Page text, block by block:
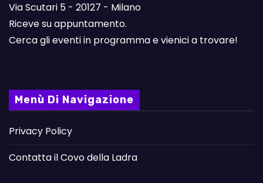
Via Scutari 5 - 20127 - Milano
Riceve su appuntamento.
Cerca gli eventi in programma e vienici a trovare!
Menù Di Navigazione
Privacy Policy
Contatta il Covo della Ladra